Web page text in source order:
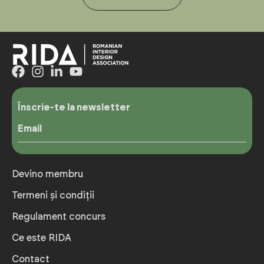
Înscrie-te la newsletter
Email
Devino membru
Termeni și condiții
Regulament concurs
Ce este RIDA
Contact